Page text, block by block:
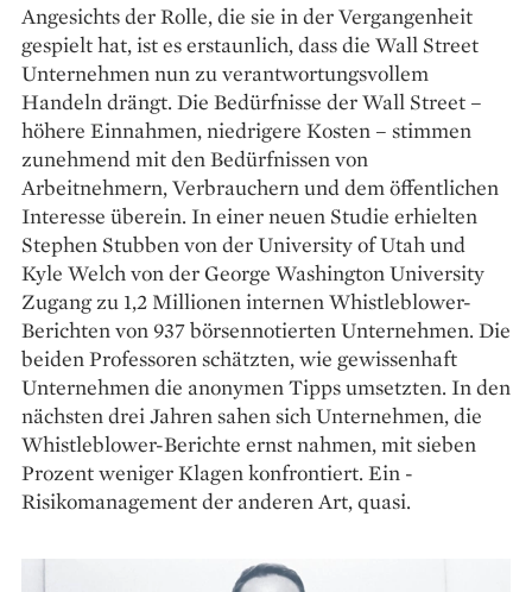
Angesichts der Rolle, die sie in der Vergangenheit
gespielt hat, ist es erstaunlich, dass die Wall Street
Unternehmen nun zu verantwortungsvollem
Handeln drängt. Die Bedürfnisse der Wall Street –
höhere Einnahmen, niedrigere Kosten – stimmen
zunehmend mit den ­Bedürfnissen von
Arbeitnehmern, Verbrauchern und dem ­öffentlichen
Interesse überein. In einer neuen Studie erhielten
Stephen Stubben von der University of Utah und
Kyle Welch von der George Washington University
Zugang zu 1,2 ­Millionen internen Whistleblower-
Berichten von 937 börsennotierten Unternehmen. Die
beiden Professoren schätzten, wie gewissenhaft
Unternehmen die anonymen Tipps umsetzten. In den
­nächsten drei Jahren sahen sich ­Unternehmen, die
Whistleblower-Berichte ernst nahmen, mit ­sieben
Prozent weniger Klagen konfrontiert. Ein ­
Risikomanagement der anderen Art, quasi.